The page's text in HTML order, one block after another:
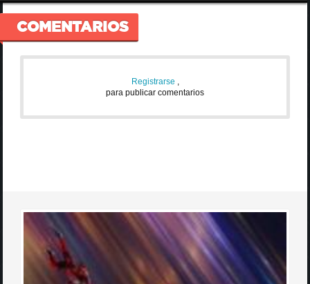
COMENTARIOS
Registrarse ,
para publicar comentarios